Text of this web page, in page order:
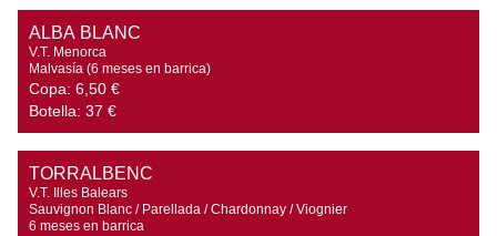
ALBA BLANC
V.T. Menorca
Malvasía (6 meses en barrica)
Copa: 6,50 €
Botella: 37 €
TORRALBENC
V.T. Illes Balears
Sauvignon Blanc / Parellada / Chardonnay / Viognier
6 meses en barrica